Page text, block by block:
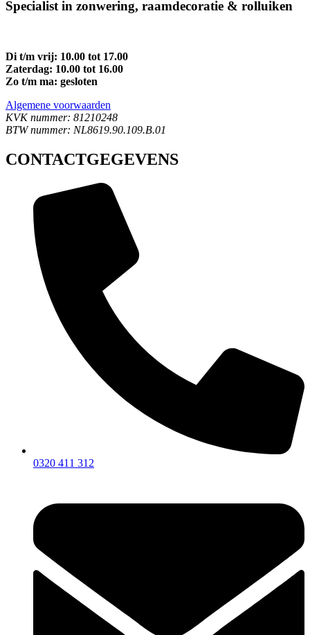
Specialist in zonwering, raamdecoratie & rolluiken
Di t/m vrij: 10.00 tot 17.00
Zaterdag: 10.00 tot 16.00
Zo t/m ma: gesloten
Algemene voorwaarden
KVK nummer: 81210248
BTW nummer: NL8619.90.109.B.01
CONTACTGEGEVENS
0320 411 312